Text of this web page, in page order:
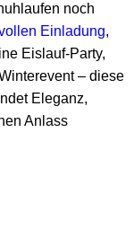
noch
Einladung,
Eislauf-Party,
– diese
Eleganz,
Anlass